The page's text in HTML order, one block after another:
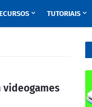
TUTORIAIS
videogames